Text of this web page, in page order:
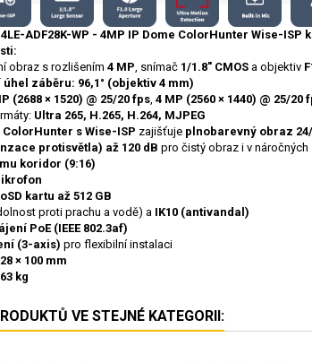
ADF28K-WP - 4MP IP Dome ColorHunter Wise-ISP
obraz s rozlišením 4 MP, snímač 1/1.8" CMOS a objektiv
záběru: 96,1° (objektiv 4 mm)
(2688 × 1520) @ 25/20 fps, 4 MP (2560 × 1440) @ 25/20
Ultra 265, H.265, H.264, MJPEG
s Wise-ISP zajišťuje plnobarevný obraz
protisvětla) až 120 dB pro čistý obraz i v
koridor (9:16)
kartu až 512 GB
proti prachu a vodě) a IK10 (antivandal)
PoE (IEEE 802.3af)
(3-axis) pro flexibilní instalaci
× 100 mm
kg
VE STEJNÉ KATEGORII: